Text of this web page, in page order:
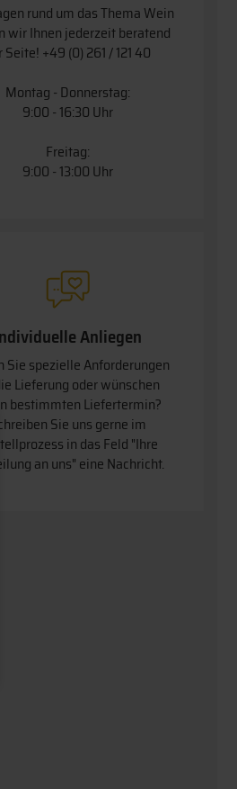
rund um das Thema Wein
wir Ihnen jederzeit beratend
Seite!+49 (0) 261 / 121 40
Montag - Donnerstag:
9:00 - 16:30 Uhr
Freitag:
9:00 - 13:00 Uhr
Anliegen
Sie spezielle Anforderungen
Lieferung oder wünschen
bestimmten Liefertermin
Sie uns gerne im
in das Feld "Ihre
an uns" eine Nachricht.